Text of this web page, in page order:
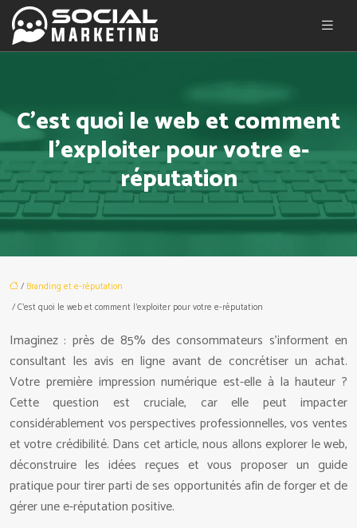
C’est quoi le web et comment
l’exploiter pour votre e-
réputation
/ Branding et e-réputation
/ C’est quoi le web et comment l’exploiter pour votre e-réputation
Imaginez : près de 85% des consommateurs s’informent en
consultant les avis en ligne avant de concrétiser un achat.
Votre première impression numérique est-elle à la hauteur ?
Cette question est cruciale, car elle peut impacter
considérablement vos perspectives professionnelles, vos ventes
et votre crédibilité. Dans cet article, nous allons explorer le web,
déconstruire les idées reçues et vous proposer un guide
pratique pour tirer parti de ses opportunités afin de forger et de
gérer une e-réputation positive.